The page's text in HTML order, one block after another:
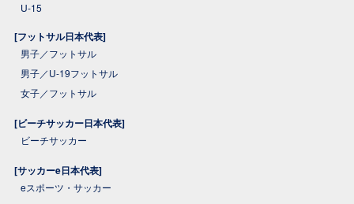
U-15
[フットサル日本代表]
男子／フットサル
男子／U-19フットサル
女子／フットサル
[ビーチサッカー日本代表]
ビーチサッカー
[サッカーe日本代表]
eスポーツ・サッカー